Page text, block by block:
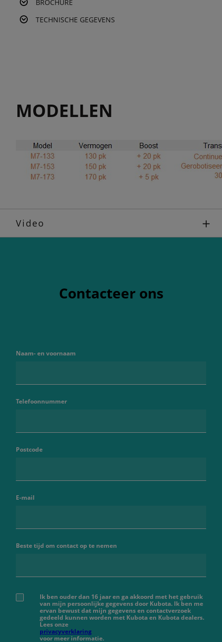
BROCHURE
TECHNISCHE GEGEVENS
MODELLEN
Video
Contacteer ons
Naam- en voornaam
Telefoonnummer
Postcode
E-mail
Beste tijd om contact op te nemen
Ik ben ouder dan 16 jaar en ga akkoord met het gebruik
van mijn persoonlijke gegevens door Kubota. Ik ben me
ervan bewust dat mijn gegevens en contactverzoek
gedeeld kunnen worden met Kubota en Kubota dealers.
Lees onze
privacyverklaring
voor meer informatie.